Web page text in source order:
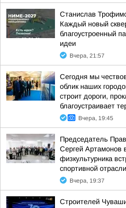
Станислав
Каждый новый
благоустроенный
идеи
Вчера, 21:57
Сегодня мы
облик наших
строит дороги,
благоустраивает
Вчера, 19:45
Председатель
Сергей Артамонов
физкультурника
спортивной отрасли
Вчера, 19:37
Строителей